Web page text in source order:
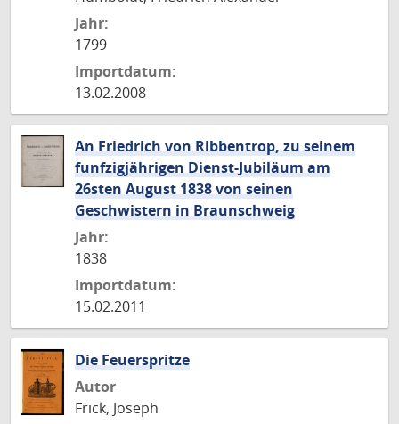
Jahr:
1799
Importdatum:
13.02.2008
An Friedrich von Ribbentrop, zu seinem
funfzigjährigen Dienst-Jubiläum am
26sten August 1838 von seinen
Geschwistern in Braunschweig
Jahr:
1838
Importdatum:
15.02.2011
Die Feuerspritze
Autor
Frick, Joseph